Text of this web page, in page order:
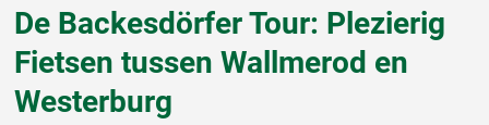
De Backesdörfer Tour: Plezierig
Fietsen tussen Wallmerod en
Westerburg